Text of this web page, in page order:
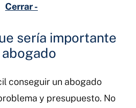
Cerrar -
sería importante
conseguir un abogado
y presupuesto. No